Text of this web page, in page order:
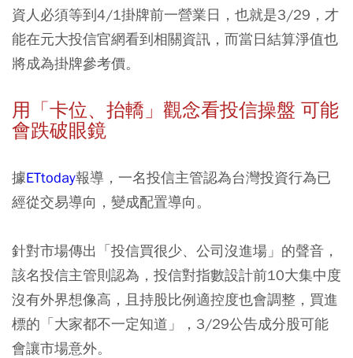
資人必須等到4/1掛牌前一營業日，也就是3/29，才
能在元大投信官網看到相關資訊，而當日結算淨值也
將成為掛牌參考價。
用「卡位、抬轎」觀念看投信操盤 可能
會跌破眼鏡
據ETtoday報導，一名投信主管認為台灣投資行為已
經從交易導向，變成配置導向。
針對市場傳出「投信買很少、公司沒進場」的聲音，
該名投信主管則認為，投信對指數設計前10大集中度
沒有外界想像高，且持股比例適控度也會調整，買進
標的「大家都不一定知道」，3/29公告成分股可能
會讓市場意外。